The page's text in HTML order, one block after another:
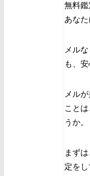
無料鑑
あなた
メル
も、
メル
こと
うか。
まず
定をし